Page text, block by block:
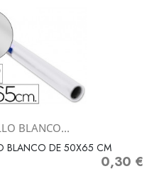
Vista rápida
BLANCO...
BLANCO DE 50X65 CM
Precio
0,30 €